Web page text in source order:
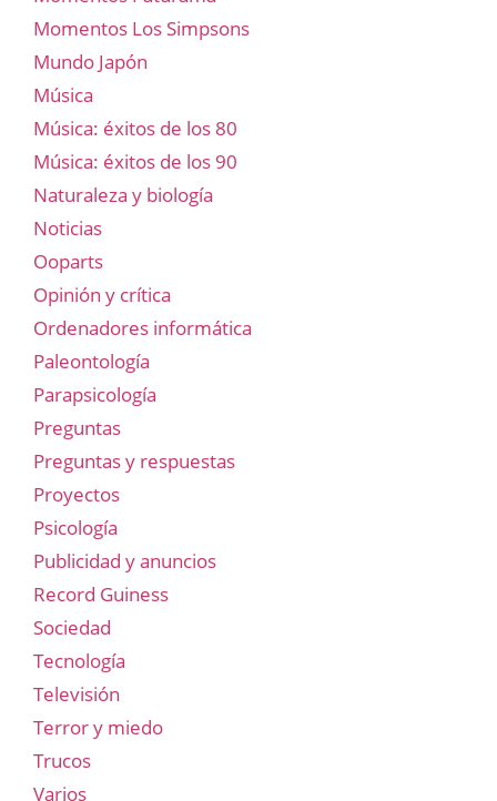
Momentos Los Simpsons
Mundo Japón
Música
Música: éxitos de los 80
Música: éxitos de los 90
Naturaleza y biología
Noticias
Ooparts
Opinión y crítica
Ordenadores informática
Paleontología
Parapsicología
Preguntas
Preguntas y respuestas
Proyectos
Psicología
Publicidad y anuncios
Record Guiness
Sociedad
Tecnología
Televisión
Terror y miedo
Trucos
Varios